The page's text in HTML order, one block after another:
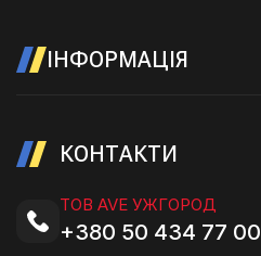
ІНФОРМАЦІЯ
КОНТАКТИ
ТОВ AVE УЖГОРОД
+380 50 434 77 00